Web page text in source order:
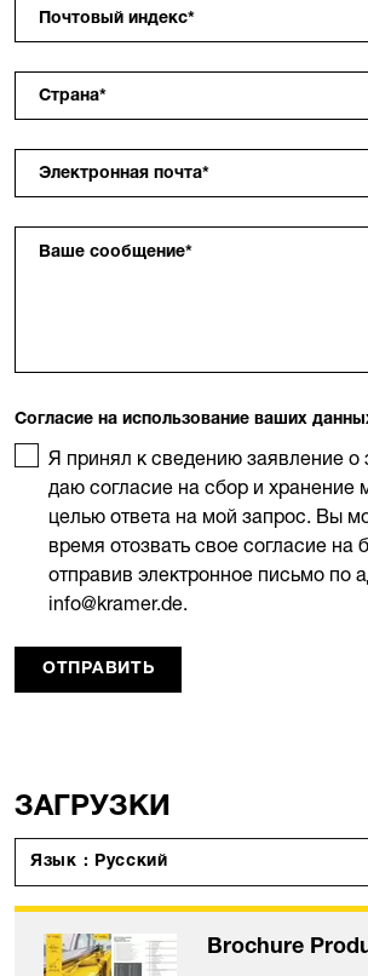
Почтовый индекс*
Страна*
Электронная почта*
Ваше сообщение*
Согласие на использование ваших
Я принял к сведению заявление о
даю согласие на сбор и хранение
целью ответа на мой запрос. Вы
время отозвать свое согласие на
отправив электронное письмо по
info@kramer.de.
ОТПРАВИТЬ
ЗАГРУЗКИ
Язык : Русский
Brochure